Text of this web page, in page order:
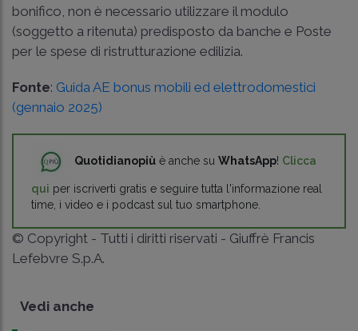
bonifico, non è necessario utilizzare il modulo
(soggetto a ritenuta) predisposto da banche e Poste
per le spese di ristrutturazione edilizia.
Fonte: Guida AE bonus mobili ed elettrodomestici
(gennaio 2025)
Quotidianopiù è anche su WhatsApp! Clicca
qui per iscriverti gratis e seguire tutta l'informazione real
time, i video e i podcast sul tuo smartphone.
© Copyright - Tutti i diritti riservati - Giuffrè Francis
Lefebvre S.p.A.
Vedi anche